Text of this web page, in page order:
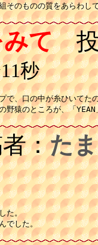
そのものの質をあらわし
て投
秒
で、口の中が糸ひいてた
：た
た。
でした。